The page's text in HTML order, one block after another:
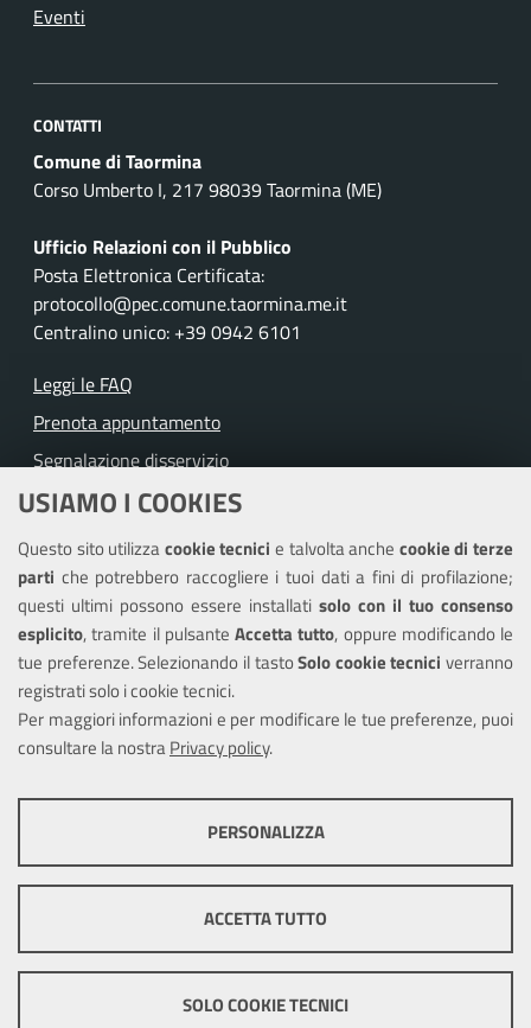
USIAMO I COOKIES
Questo sito utilizzacookie tecnicie talvolta anche cookie di terze
parti che potrebbero raccogliere i tuoi dati a fini di profilazione;
questi ultimi possono essere installati solo con il tuo consenso
esplicito, tramite il pulsante Accetta tutto, oppure modificando le
tue preferenze. Selezionando il tastoSolo cookie tecnici verranno
registrati solo i cookie tecnici.
Per maggiori informazioni e per modificare le tue preferenze, puoi
consultare la nostraPrivacy policy.
ottimale per ogni utente. Essi non raccolgono i tuoi dati e le tue
informazioni di navigazione per scopi di marketing e profilazione, e
pertanto possono essere utilizzati senza bisogno di acquisire il tuo
PERSONALIZZA
ACCETTA TUTTO
SOLO COOKIE TECNICI
Eventi
CONTATTI
Comune di Taormina
Corso Umberto I, 217 98039 Taormina (ME)
Ufficio Relazioni con il Pubblico
Posta Elettronica Certificata:
protocollo@pec.comune.taormina.me.it
Centralino unico: +39 0942 6101
Leggi le FAQ
Prenota appuntamento
Segnalazione disservizio
Richiesta assistenza
Amministrazione trasparente
Informativa privacy
Note legali
Piano di miglioramento del sito
Dichiarazione di accessibilità
Mappa del sito
Cookie